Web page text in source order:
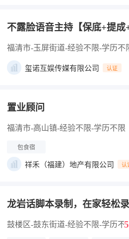
不露脸语音主持【保底+提成
福清市-玉屏街道-经验不限-学历不
玺诺互娱传媒有限公司 认证
置业顾问
福清市-高山镇-经验不限-学历不限
包食宿
祥禾（福建）地产有限公司 认
龙岩话脚本录制，在家轻松
鼓楼区-鼓东街道-经验不限-学历不